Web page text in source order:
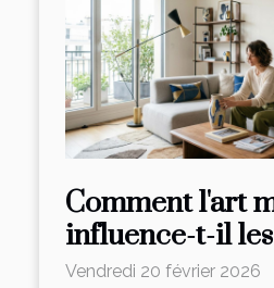
Comment l'art
influence-t-il
décoratives ?
Vendredi 20 février 2026